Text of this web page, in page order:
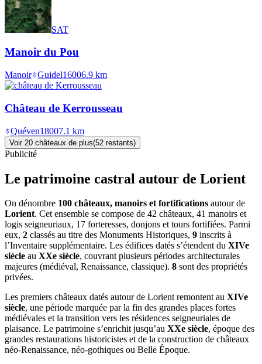
SAT
Manoir du Pou
Manoir Guidel16006.9 km
Château de Kerrousseau
Quéven18007.1 km
Voir 20 châteaux de plus(52 restants)
Publicité
Le patrimoine castral autour de Lorient
On dénombre 100 châteaux, manoirs et fortifications autour de
Lorient. Cet ensemble se compose de 42 châteaux, 41 manoirs et
logis seigneuriaux, 17 forteresses, donjons et tours fortifiées. Parmi
eux, 2 classés au titre des Monuments Historiques, 9 inscrits à
l’Inventaire supplémentaire. Les édifices datés s’étendent du XIVe
siècle au XXe siècle, couvrant plusieurs périodes architecturales
majeures (médiéval, Renaissance, classique). 8 sont des propriétés
privées.
Les premiers châteaux datés autour de Lorient remontent au XIVe
siècle, une période marquée par la fin des grandes places fortes
médiévales et la transition vers les résidences seigneuriales de
plaisance. Le patrimoine s’enrichit jusqu’au XXe siècle, époque des
grandes restaurations historicistes et de la construction de châteaux
néo-Renaissance, néo-gothiques ou Belle Époque.